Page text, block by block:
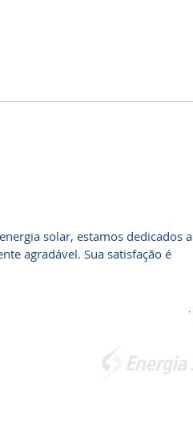
solar, estamos dedicados a
agradável. Sua satisfação é
.